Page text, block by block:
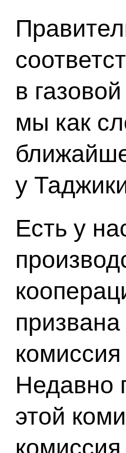
в
мы как
у
Есть у
Недавно
этой